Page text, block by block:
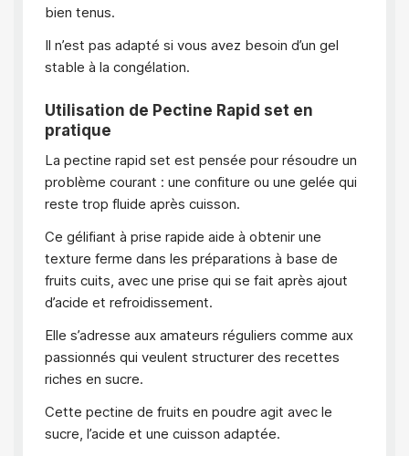
bien tenus.
Il n’est pas adapté si vous avez besoin d’un gel
stable à la congélation.
Utilisation de Pectine Rapid set en
pratique
La pectine rapid set est pensée pour résoudre un
problème courant : une confiture ou une gelée qui
reste trop fluide après cuisson.
Ce gélifiant à prise rapide aide à obtenir une
texture ferme dans les préparations à base de
fruits cuits, avec une prise qui se fait après ajout
d’acide et refroidissement.
Elle s’adresse aux amateurs réguliers comme aux
passionnés qui veulent structurer des recettes
riches en sucre.
Cette pectine de fruits en poudre agit avec le
sucre, l’acide et une cuisson adaptée.